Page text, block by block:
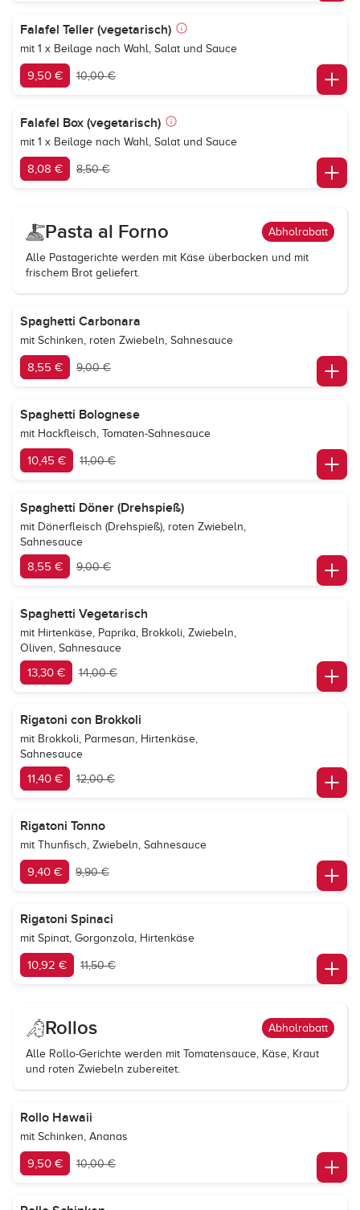
Falafel Teller (vegetarisch)
mit 1 x Beilage nach Wahl, Salat und Sauce
9,50 € 10,00 €
Falafel Box (vegetarisch)
mit 1 x Beilage nach Wahl, Salat und Sauce
8,08 € 8,50 €
Pasta al Forno Abholrabatt
Alle Pastagerichte werden mit Käse überbacken und mit
frischem Brot geliefert.
Spaghetti Carbonara
mit Schinken, roten Zwiebeln, Sahnesauce
8,55 € 9,00 €
Spaghetti Bolognese
mit Hackfleisch, Tomaten-Sahnesauce
10,45 € 11,00 €
Spaghetti Döner (Drehspieß)
mit Dönerfleisch (Drehspieß), roten Zwiebeln,
Sahnesauce
8,55 € 9,00 €
Spaghetti Vegetarisch
mit Hirtenkäse, Paprika, Brokkoli, Zwiebeln,
Oliven, Sahnesauce
13,30 € 14,00 €
Rigatoni con Brokkoli
mit Brokkoli, Parmesan, Hirtenkäse,
Sahnesauce
11,40 € 12,00 €
Rigatoni Tonno
mit Thunfisch, Zwiebeln, Sahnesauce
9,40 € 9,90 €
Rigatoni Spinaci
mit Spinat, Gorgonzola, Hirtenkäse
10,92 € 11,50 €
Rollos Abholrabatt
Alle Rollo-Gerichte werden mit Tomatensauce, Käse, Kraut
und roten Zwiebeln zubereitet.
Rollo Hawaii
mit Schinken, Ananas
9,50 € 10,00 €